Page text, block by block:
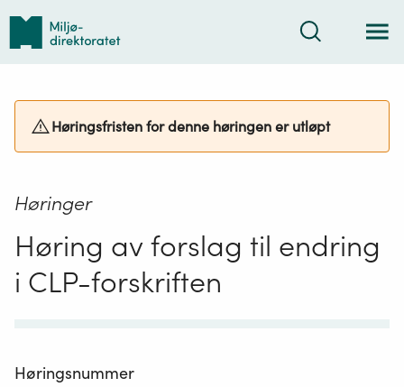
Tilbake
forsiden
Søk
Høringsfristen for denne høringen er utløpt
Høringer
Høring av forslag til endring
i CLP-forskriften
Høringsnummer